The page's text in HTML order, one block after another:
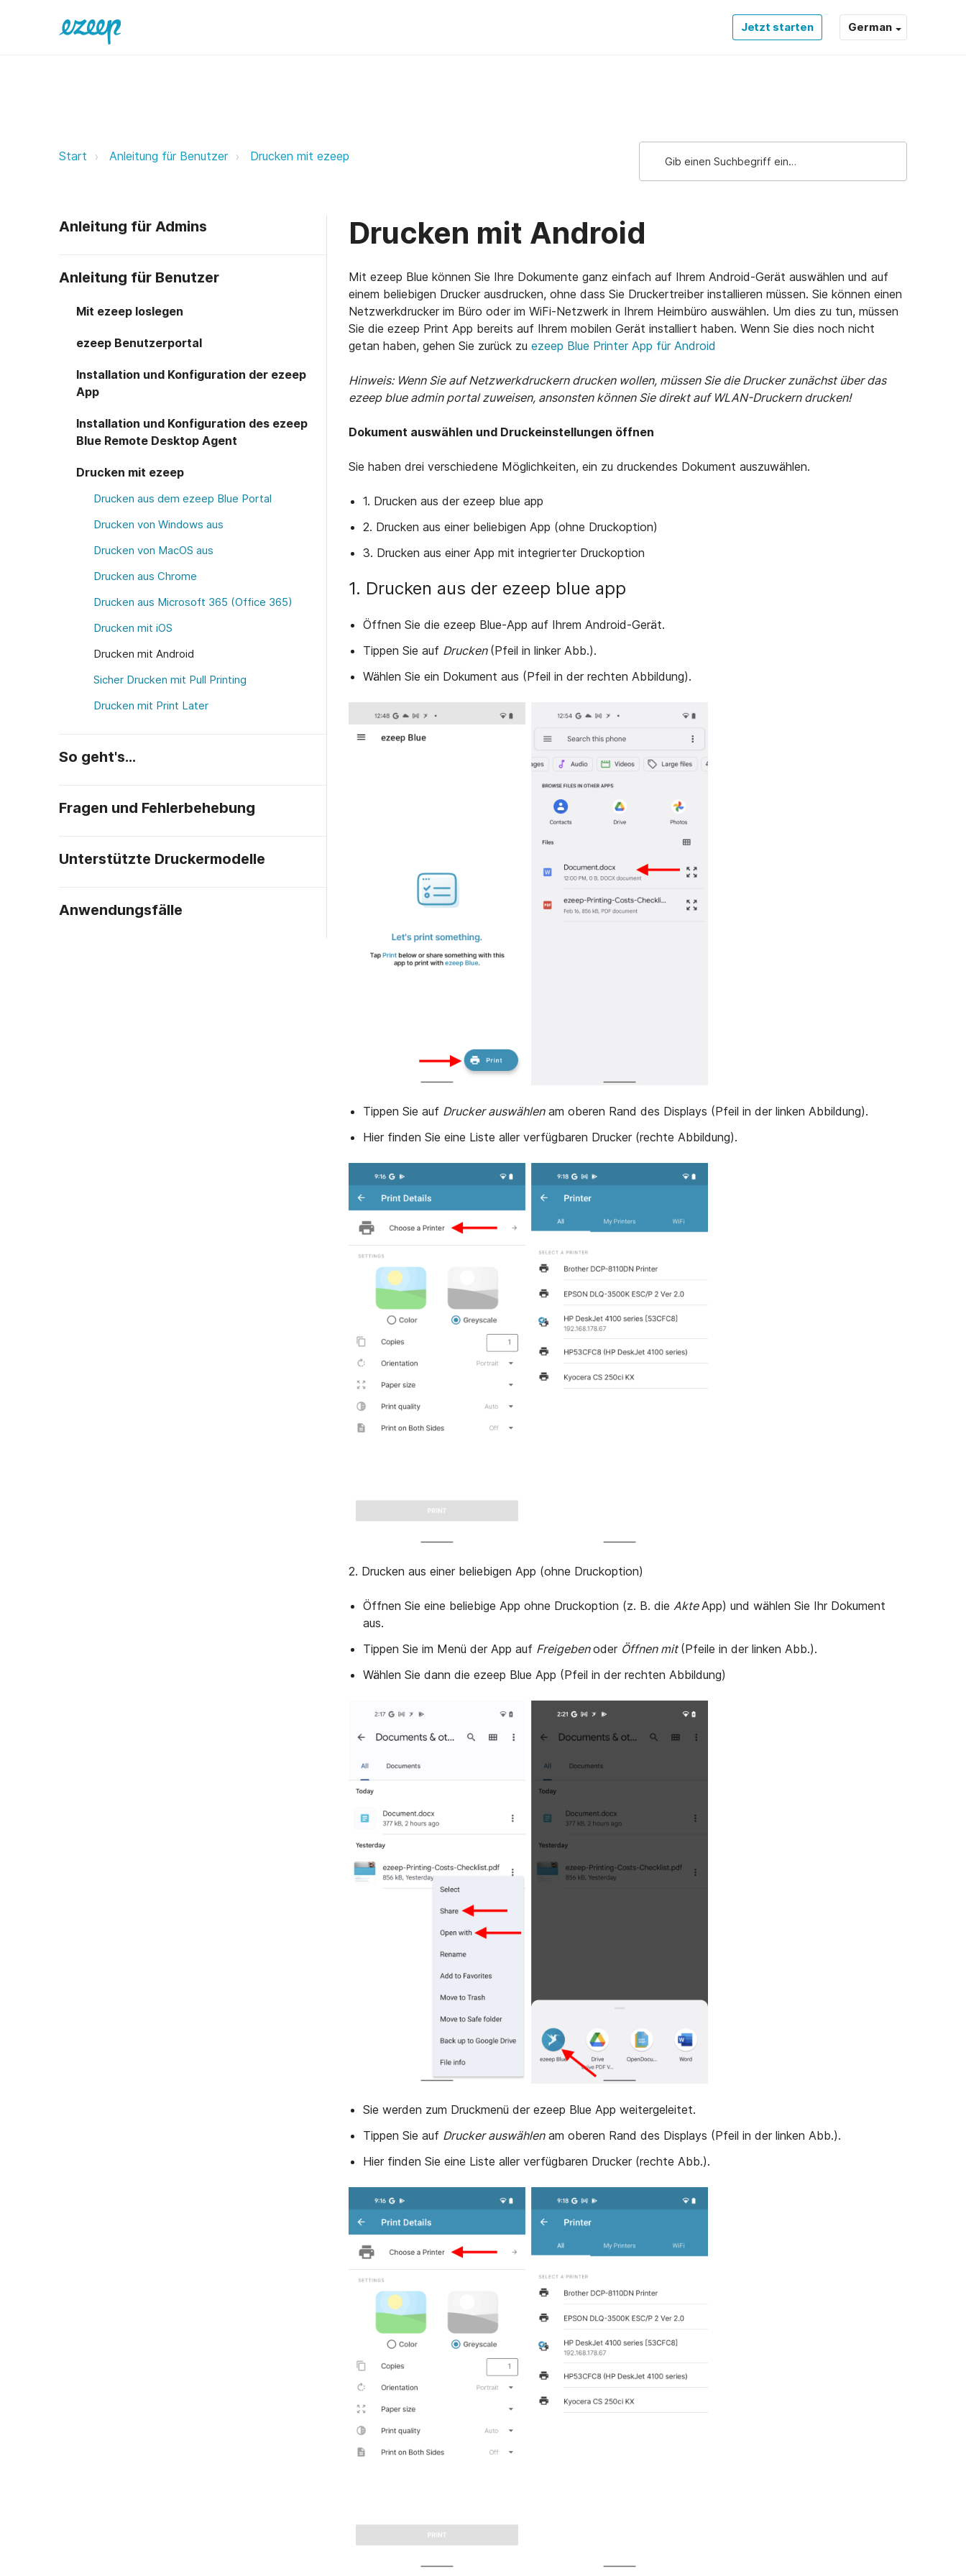
Jetzt starten German
Drucken mit Android ezeep Support Support
Start Anleitung für Benutzer Drucken mit ezeep
Anleitung für Admins
Anleitung für Benutzer
Mit ezeep loslegen
ezeep Benutzerportal
Installation und Konfiguration der ezeep
App
Installation und Konfiguration des ezeep
Blue Remote Desktop Agent
Drucken mit ezeep
Drucken aus dem ezeep Blue Portal
Drucken von Windows aus
Drucken von MacOS aus
Drucken aus Chrome
Drucken aus Microsoft 365 (Office 365)
Drucken mit iOS
Drucken mit Android
Sicher Drucken mit Pull Printing
Drucken mit Print Later
So geht's…
Fragen und Fehlerbehebung
Unterstützte Druckermodelle
Anwendungsfälle
Drucken mit Android
Mit ezeep Blue können Sie Ihre Dokumente ganz einfach auf Ihrem Android-Gerät auswählen und auf
einem beliebigen Drucker ausdrucken, ohne dass Sie Druckertreiber installieren müssen. Sie können einen
Netzwerkdrucker im Büro oder im WiFi-Netzwerk in Ihrem Heimbüro auswählen. Um dies zu tun, müssen
Sie die ezeep Print App bereits auf Ihrem mobilen Gerät installiert haben. Wenn Sie dies noch nicht
getan haben, gehen Sie zurück zuezeep Blue Printer App für Android
Hinweis: Wenn Sie auf Netzwerkdruckern drucken wollen, müssen Sie die Drucker zunächst über das
ezeep blue admin portal zuweisen, ansonsten können Sie direkt auf WLAN-Druckern drucken!
Dokument auswählen und Druckeinstellungen öffnen
Sie haben drei verschiedene Möglichkeiten, ein zu druckendes Dokument auszuwählen.
1. Drucken aus der ezeep blue app
2. Drucken aus einer beliebigen App (ohne Druckoption)
3. Drucken aus einer App mit integrierter Druckoption
1. Drucken aus der ezeep blue app
Öffnen Sie die ezeep Blue-App auf Ihrem Android-Gerät.
Tippen Sie auf Drucken (Pfeil in linker Abb.).
Wählen Sie ein Dokument aus (Pfeil in der rechten Abbildung).
Tippen Sie auf Drucker auswählenam oberen Rand des Displays (Pfeil in der linken Abbildung).
Hier finden Sie eine Liste aller verfügbaren Drucker (rechte Abbildung).
2. Drucken aus einer beliebigen App (ohne Druckoption)
Öffnen Sie eine beliebige App ohne Druckoption (z. B. dieAkteApp) und wählen Sie Ihr Dokument
aus.
Tippen Sie im Menü der App auf Freigebenoder Öffnen mit (Pfeile in der linken Abb.).
Wählen Sie dann die ezeep Blue App (Pfeil in der rechten Abbildung)
Sie werden zum Druckmenü der ezeep Blue App weitergeleitet.
Tippen Sie auf Drucker auswählenam oberen Rand des Displays (Pfeil in der linken Abb.).
Hier finden Sie eine Liste aller verfügbaren Drucker (rechte Abb.).